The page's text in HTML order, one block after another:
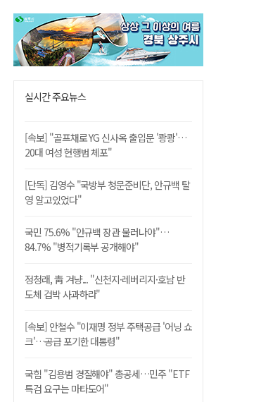
실시간 주요뉴스
[속보] "골프채로 YG 신사옥 출입문 '쾅쾅'…
20대 여성 현행범 체포"
[단독] 김영수 "국방부 청문준비단, 안규백 탈
영 알고있었다"
국민 75.6% "안규백 장관 물러나야"…
84.7% "병적기록부 공개해야"
정청래, 靑 겨냥... "신천지·레버리지·호남 반
도체 겁박 사과하라"
[속보] 안철수 "이재명 정부 주택공급 '어닝 쇼
크'…공급 포기한 대통령"
국힘 "김용범 경질해야" 총공세…민주 "ETF
특검 요구는 마타도어"